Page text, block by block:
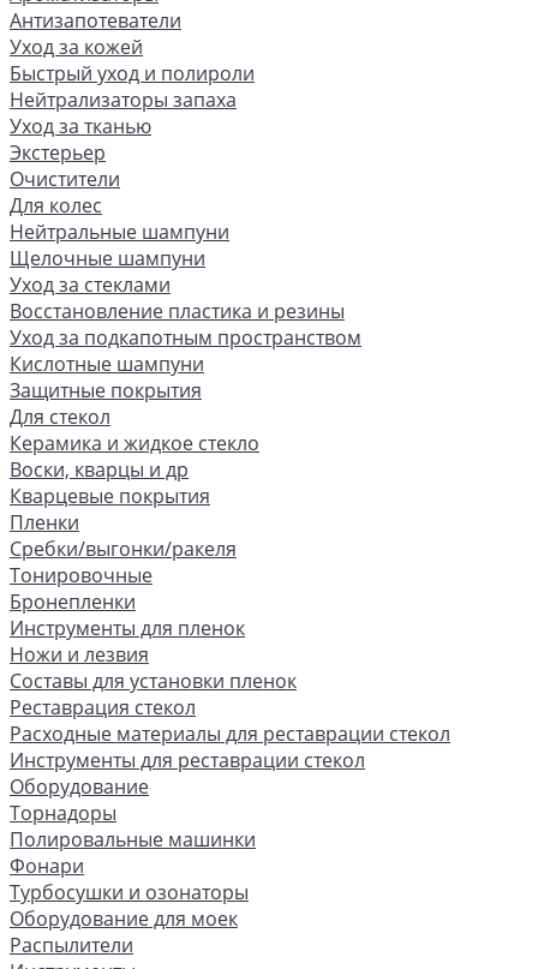
Антизапотеватели
Уход за кожей
Быстрый уход и полироли
Нейтрализаторы запаха
Уход за тканью
Экстерьер
Очистители
Для колес
Нейтральные шампуни
Щелочные шампуни
Уход за стеклами
Восстановление пластика и резины
Уход за подкапотным пространством
Кислотные шампуни
Защитные покрытия
Для стекол
Керамика и жидкое стекло
Воски, кварцы и др
Кварцевые покрытия
Пленки
Сребки/выгонки/ракеля
Тонировочные
Бронепленки
Инструменты для пленок
Ножи и лезвия
Составы для установки пленок
Реставрация стекол
Расходные материалы для реставрации стекол
Инструменты для реставрации стекол
Оборудование
Торнадоры
Полировальные машинки
Фонари
Турбосушки и озонаторы
Оборудование для моек
Распылители